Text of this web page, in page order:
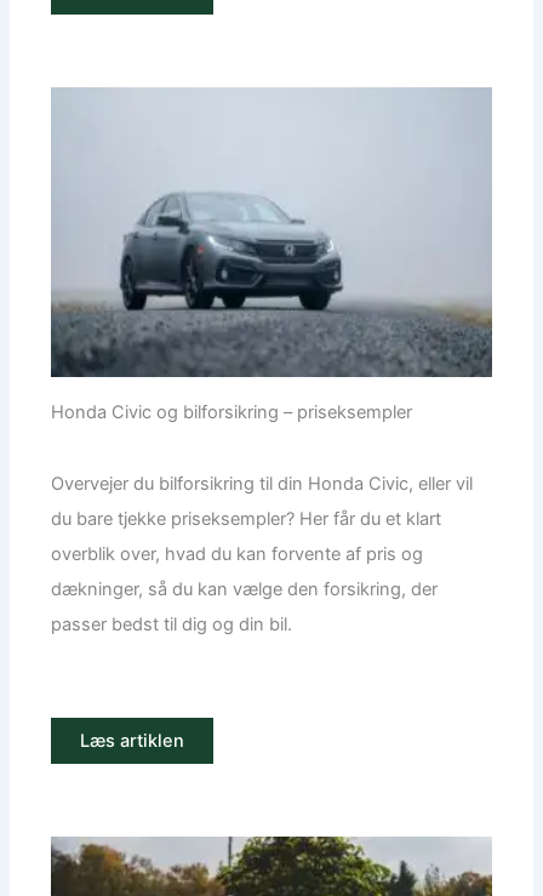
Honda Civic og bilforsikring – priseksempler
Overvejer du bilforsikring til din Honda Civic, eller vil
du bare tjekke priseksempler? Her får du et klart
overblik over, hvad du kan forvente af pris og
dækninger, så du kan vælge den forsikring, der
passer bedst til dig og din bil.
Læs artiklen